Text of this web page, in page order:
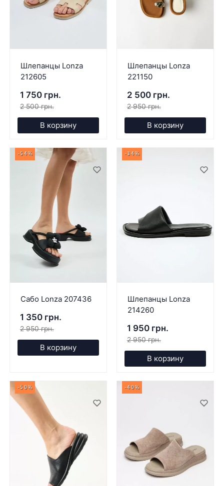
Шлепанцы Lonza
212605
1 750 грн.
2 500 грн.
В корзину
Шлепанцы Lonza
221150
2 500 грн.
2 950 грн.
В корзину
-54%
Сабо Lonza 207436
1 350 грн.
2 950 грн.
В корзину
-34%
Шлепанцы Lonza
214260
1 950 грн.
2 950 грн.
В корзину
-50% -40%